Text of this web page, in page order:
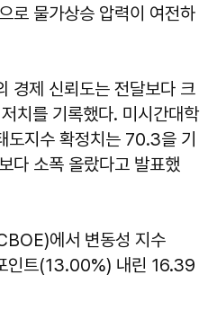
로 물가상승 압력이 여전하
경제 신뢰도는 전달보다 크
치를 기록했다. 미시간대학
도지수 확정치는 70.3을 기
다 소폭 올랐다고 발표했
에서 변동성 지수
인트(13.00%) 내린 16.39